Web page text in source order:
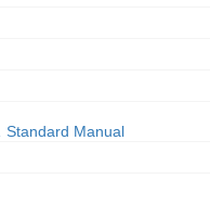
Manual